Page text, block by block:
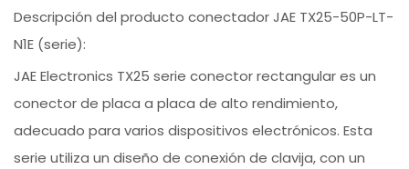
Descripción del producto conectador JAE TX25-50P-LT-
N1E (serie):
JAE Electronics TX25 serie conector rectangular es un
conector de placa a placa de alto rendimiento,
adecuado para varios dispositivos electrónicos. Esta
serie utiliza un diseño de conexión de clavija, con un